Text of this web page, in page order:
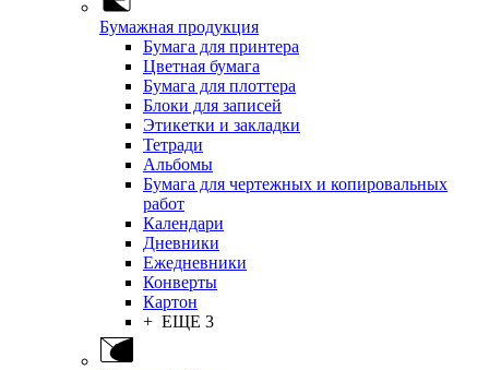
Бумажная продукция
Бумага для принтера
Цветная бумага
Бумага для плоттера
Блоки для записей
Этикетки и закладки
Тетради
Альбомы
Бумага для чертежных и копировальных
работ
Календари
Дневники
Ежедневники
Конверты
Картон
+ ЕЩЕ 3